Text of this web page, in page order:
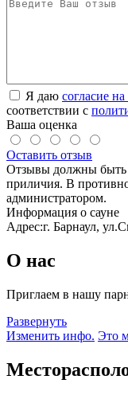
Я даю согласие
соответствии с
Ваша оценка
Оставить отзыв
Отзывы должны быть
приличия. В
администратором.
Информация о сауне
Адрес:г. Барнаул,
О нас
Приглаем в нашу
Развернуть
Изменить инфо. Это